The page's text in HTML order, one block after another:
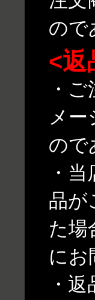
ので
<返
・
メ
ので
・
品が
た場
にお
・